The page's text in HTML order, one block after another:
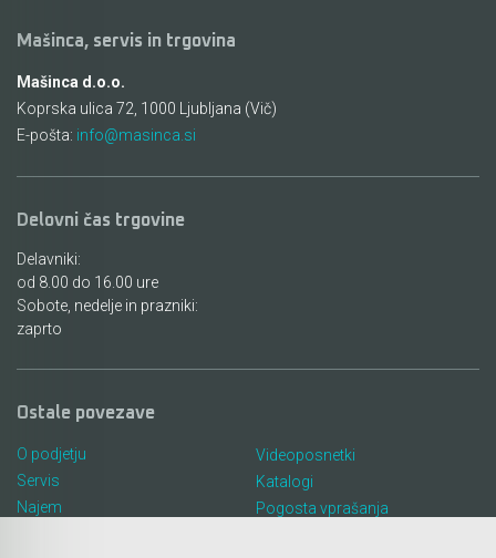
Mašinca, servis in trgovina
Mašinca d.o.o.
Koprska ulica 72, 1000 Ljubljana (Vič)
E-pošta: info@masinca.si
Delovni čas trgovine
Delavniki:
od 8.00 do 16.00 ure
Sobote, nedelje in prazniki:
zaprto
Ostale povezave
O podjetju
Servis
Najem
Videoposnetki
Katalogi
Pogosta vprašanja